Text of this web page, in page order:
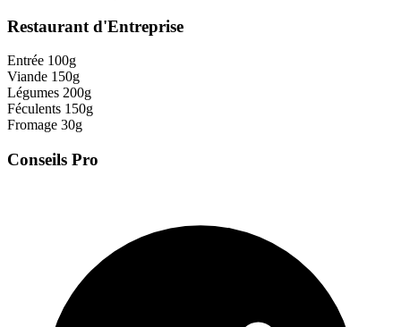
Restaurant d'Entreprise
Entrée 100g
Viande 150g
Légumes 200g
Féculents 150g
Fromage 30g
Conseils Pro